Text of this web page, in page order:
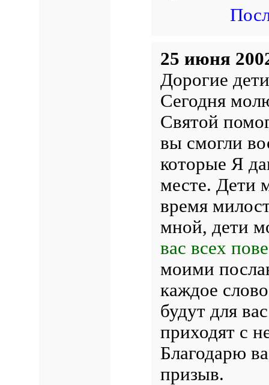
25 июня
Дорогие
Сегодня
Святой
вы смогли
которые Я
месте. Дети
время
мной, дети
вас всех
моими
каждое
будут для
приходят с
Благодарю
призыв.